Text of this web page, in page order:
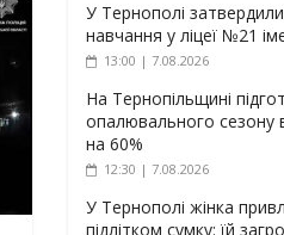
У Тернополі
навчання у ліцеї №21
13:00 | 7.08.2026
На Тернопільщині
опалювального сезону
на 60%
12:30 | 7.08.2026
У Тернополі жінка
підлітком сумку: їй